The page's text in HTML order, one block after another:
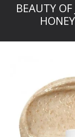
BEAUTY